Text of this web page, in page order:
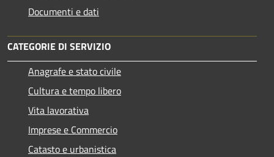
Documenti e dati
CATEGORIE DI SERVIZIO
Anagrafe e stato civile
Cultura e tempo libero
Vita lavorativa
Imprese e Commercio
Catasto e urbanistica